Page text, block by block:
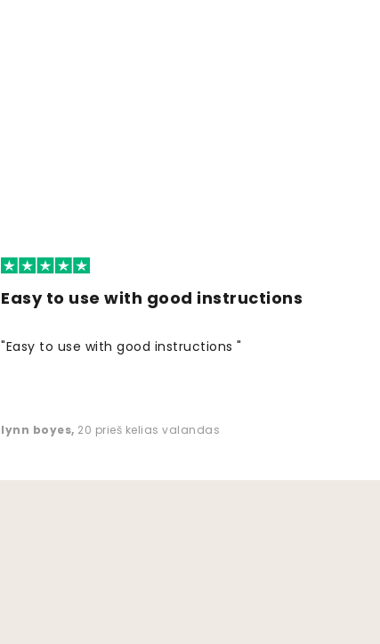
Easy to use with good instructions
"Easy to use with good instructions "
lynn boyes, 20 prieš kelias valandas